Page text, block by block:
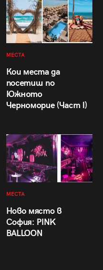
МЕСТА
Кои места да
посетиш по
Южното
Черноморие (Част I)
МЕСТА
Ново място в
София: PINK
BALLOON